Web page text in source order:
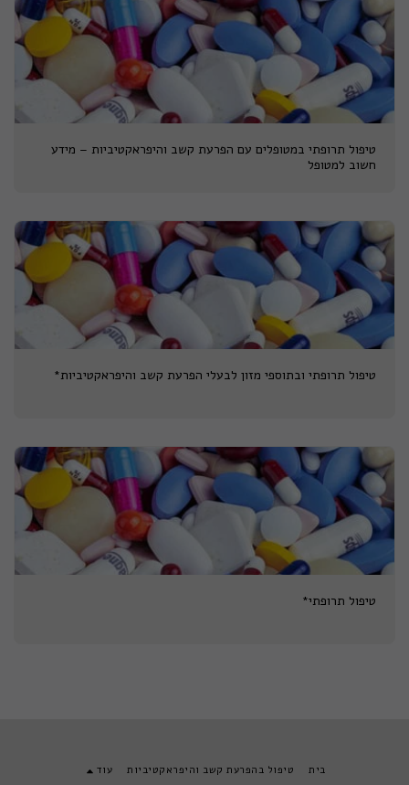
טיפול תרופתי במטופלים עם הפרעת קשב והיפראקטיביות – מידע
חשוב למטופל
טיפול תרופתי ובתוספי מזון לבעלי הפרעת קשב והיפראקטיביות*
טיפול תרופתי*
בית טיפול בהפרעת קשב והיפראקטיביות עוד